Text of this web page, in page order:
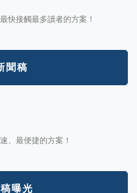
快接觸最多讀者的方案！
聞稿
、最便捷的方案！
曝光